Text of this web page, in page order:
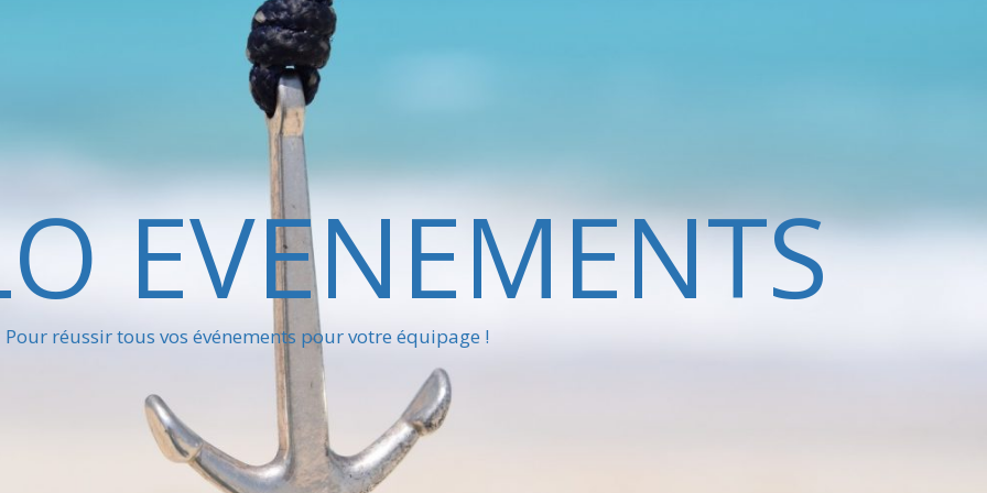
EVENEMENTS
Pour réussir tous vos événements pour votre équipage !